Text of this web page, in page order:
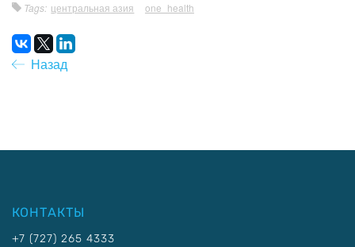
Tags: центральная азия one_health
Назад
КОНТАКТЫ
+7 (727) 265 4333